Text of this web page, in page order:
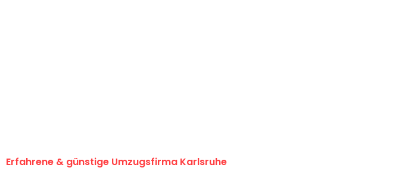
Erfahrene & günstige Umzugsfirma Karlsruhe